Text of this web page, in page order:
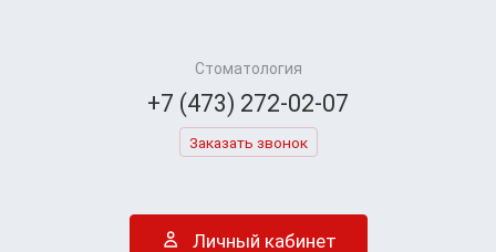
Стоматология
+7 (473) 272-02-07
Заказать звонок
Личный кабинет